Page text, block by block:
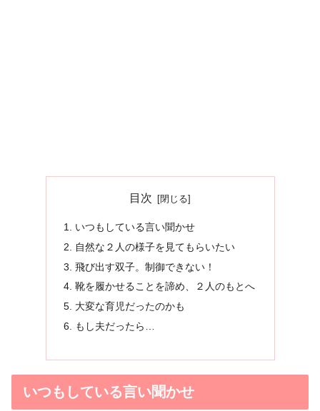
目次
いつもしている言い聞かせ
自然な２人の様子を見てもらいたい
飛び出す双子。制御できない！
靴を履かせることを諦め、２人のもとへ
大変な育児だったのかも
もし夫だったら…
いつもしている言い聞かせ